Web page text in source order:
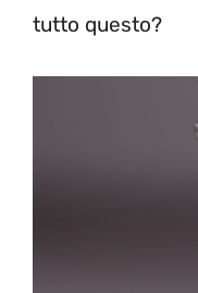
tutto questo?